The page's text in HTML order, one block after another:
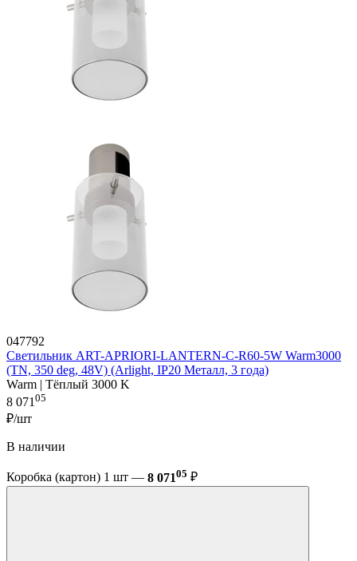
047792
Светильник ART-APRIORI-LANTERN-C-R60-5W Warm3000
(TN, 350 deg, 48V) (Arlight, IP20 Металл, 3 года)
Warm | Тёплый 3000 K
8 071 05
₽/шт
В наличии
Коробка (картон) 1 шт — 8 07105 ₽